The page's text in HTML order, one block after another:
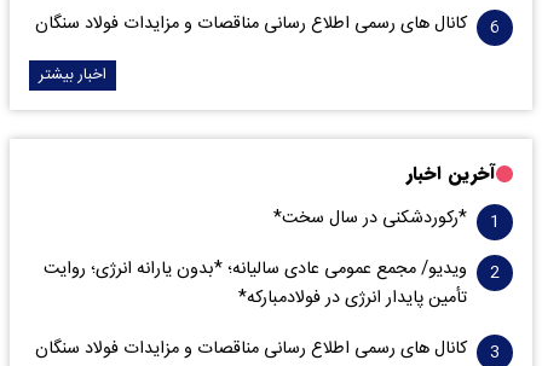
کانال های رسمی اطلاع رسانی مناقصات و مزایدات فولاد سنگان
اخبار بیشتر
آخرین اخبار
*رکوردشکنی در سال سخت*
ویدیو/ مجمع عمومی عادی سالیانه؛ *بدون یارانه انرژی؛ روایت
تأمین پایدار انرژی در فولادمبارکه*
کانال های رسمی اطلاع رسانی مناقصات و مزایدات فولاد سنگان